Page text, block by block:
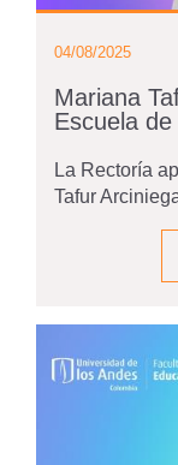
04/08/2025
Mariana
Escuela
La Rectoría
Tafur